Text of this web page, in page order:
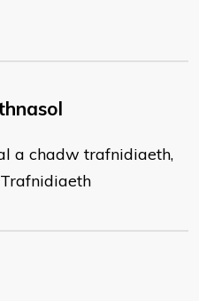
a chadw trafnidiaeth,